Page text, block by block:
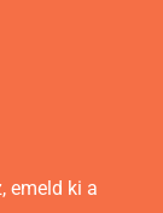
emeld ki a